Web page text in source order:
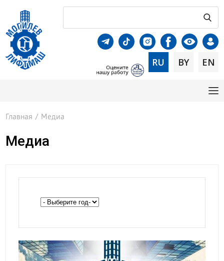
RU BY EN
Главная / Медиа
Медиа